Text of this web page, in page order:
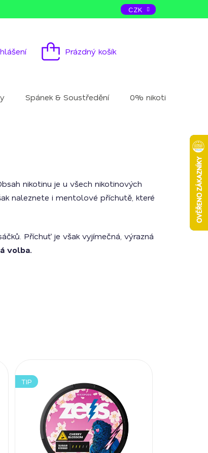
CZK
Nákupní
Prázdný košík
Spánek & Soustředění 0% nikotinu
nikotinu je u všech nikotinových
naleznete i mentolové příchutě, které
Příchuť je však vyjímečná, výrazná
volba.
TIP